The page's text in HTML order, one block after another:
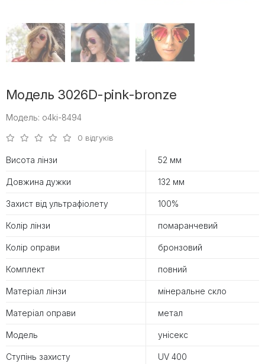
Модель 3026D-pink-bronze
Модель: o4ki-8494
0 відгуків
Висота лінзи 52 мм
Довжина дужки 132 мм
Захист від ультрафіолету 100%
Колір лінзи помаранчевий
Колір оправи бронзовий
Комплект повний
Матеріал лінзи мінеральне скло
Матеріал оправи метал
Модель унісекс
Ступінь захисту UV 400